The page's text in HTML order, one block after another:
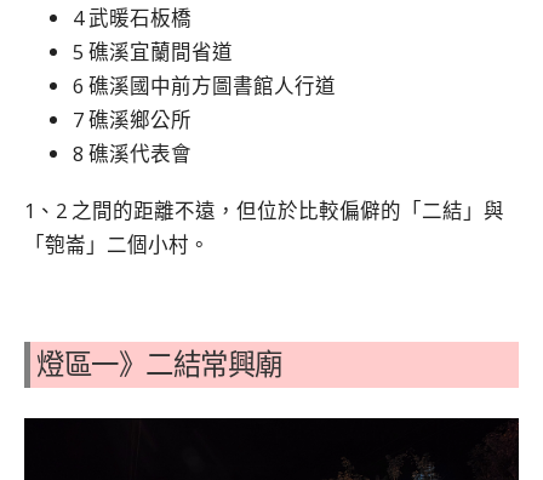
4 武暖石板橋
5 礁溪宜蘭間省道
6 礁溪國中前方圖書館人行道
7 礁溪鄉公所
8 礁溪代表會
1、2 之間的距離不遠，但位於比較偏僻的「二結」與
「匏崙」二個小村。
燈區一》二結常興廟